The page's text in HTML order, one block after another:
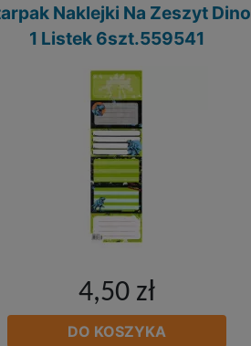
Naklejki Na Zeszyt Dino
1 Listek 6szt.559541
4,50 zł
DO KOSZYKA